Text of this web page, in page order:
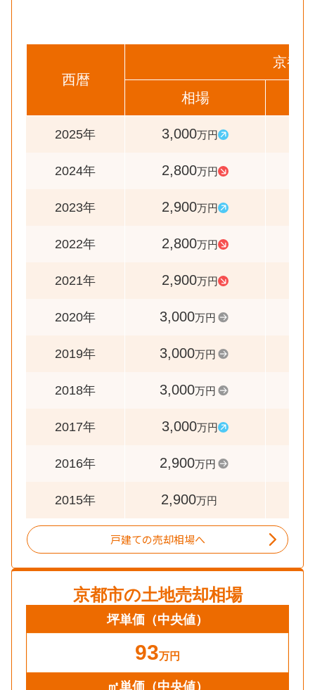
西暦
京都市
相場
2025年 3,000万円
2024年 2,800万円
2023年 2,900万円
2022年 2,800万円
2021年 2,900万円
2020年 3,000万円
2019年 3,000万円
2018年 3,000万円
2017年 3,000万円
2016年 2,900万円
2015年 2,900万円
戸建ての売却相場へ
京都市の土地売却相場
坪単価 （中央値）
93万円
㎡単価 （中央値）